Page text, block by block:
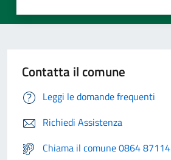
Contatta il comune
Leggi le domande frequenti
Richiedi Assistenza
Chiama il comune 0864 87114